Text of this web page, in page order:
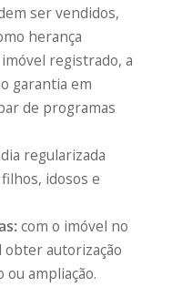
ser vendidos,
herança
registrado, a
garantia em
de programas
regularizada
idosos e
com o imóvel no
autorização
ampliação.